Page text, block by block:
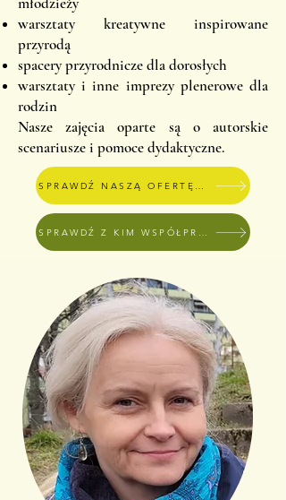
warsztaty kreatywne inspirowane
przyrodą
spacery przyrodnicze dla dorosłych
warsztaty i inne imprezy plenerowe dla
rodzin
Nasze zajęcia oparte są o autorskie
scenariusze i pomoce dydaktyczne.
SPRAWDŹ NASZĄ OFERTĘ WARSZTATÓW
SPRAWDŹ Z KIM WSPÓŁPRACUJEMY